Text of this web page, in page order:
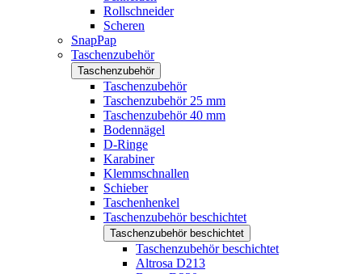
Rollschneider
Scheren
SnapPap
Taschenzubehör
Taschenzubehör
Taschenzubehör
Taschenzubehör 25 mm
Taschenzubehör 40 mm
Bodennägel
D-Ringe
Karabiner
Klemmschnallen
Schieber
Taschenhenkel
Taschenzubehör beschichtet
Taschenzubehör beschichtet
Taschenzubehör beschichtet
Altrosa D213